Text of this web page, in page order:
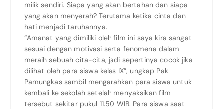
milik sendiri. Siapa yang akan bertahan dan siapa
yang akan menyerah? Terutama ketika cinta dan
hati menjadi taruhannya.
“Amanat yang dimiliki oleh film ini saya kira sangat
sesuai dengan motivasi serta fenomena dalam
meraih sebuah cita-cita, jadi sepertinya cocok jika
dilihat oleh para siswa kelas IX”, ungkap Pak
Pamungkas sambil mengarahkan para siswa untuk
kembali ke sekolah setelah menyaksikan film
tersebut sekitar pukul 11.50 WIB. Para siswa saat